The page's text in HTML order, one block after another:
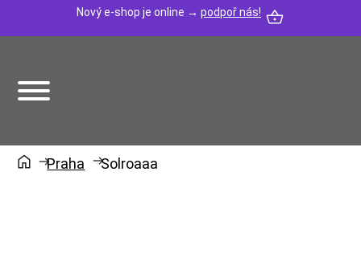
Nový e-shop je online → podpoř nás!
Praha Solroaaa